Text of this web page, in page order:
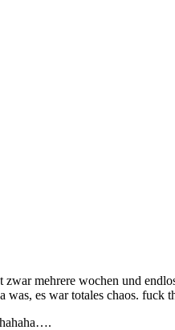
zwar mehrere wochen und
es war totales chaos. fuck